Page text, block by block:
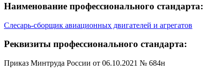
Наименование профессионального стандарта:
Слесарь-сборщик авиационных двигателей и агрегатов
Реквизиты профессионального стандарта:
Приказ Минтруда России от 06.10.2021 № 684н